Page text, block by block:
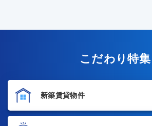
こだわり特集
新築賃貸物件